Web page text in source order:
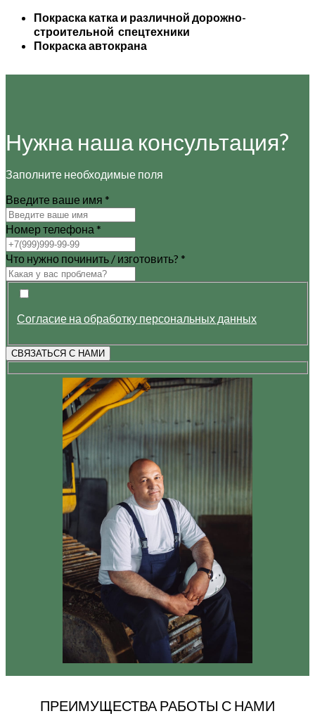
Покраска катка и различной дорожно-
строительной спецтехники
Покраска автокрана
Нужна наша консультация?
Заполните необходимые поля
Введите ваше имя *
Номер телефона *
Что нужно починить / изготовить? *
Согласие на обработку персональных данных
СВЯЗАТЬСЯ С НАМИ
ПРЕИМУЩЕСТВА РАБОТЫ С НАМИ